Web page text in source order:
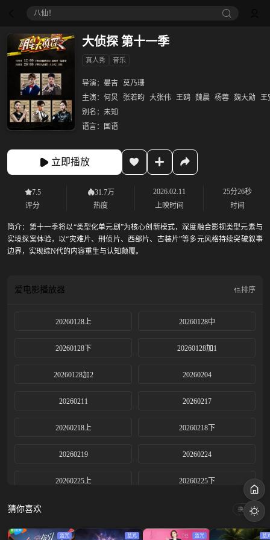
八仙！
大侦探 第十一季
真人秀 音乐
导演： 晏吉 莫乃珊
主演： 何炅 张若昀 大张伟 王鸥 魏晨 杨蓉 魏大勋
王
别名： 未知
语言：
国语
立即播放
7.5
评分
31.7万
热度
2026.02.11
上映时间
25分26秒
时间
简介： 第十一季将以“类型化单元剧”为核心创新模式，深度融合影视类型元素与
实境探案体验，以“灾难片、刑侦片、西部片、古装片”等多元风格持续突破叙事
边界，实现综N代的内容重生与认知颠覆。
爱电影播放器 排序
20260128上 20260128中
20260128下 20260128加1
20260128加2 20260204
20260211 20260217
20260218上 20260218下
20260219 20260224
20260225上 20260225下
20260304上 20260304下
猜你喜欢 换一换
蓝光 蓝光 蓝光 蓝